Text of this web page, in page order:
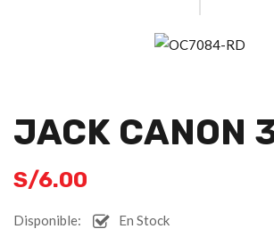
JACK CANON
S/6.00
Disponible: En Stock